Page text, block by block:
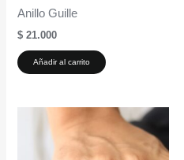
Anillo Guille
$ 21.000
Añadir al carrito